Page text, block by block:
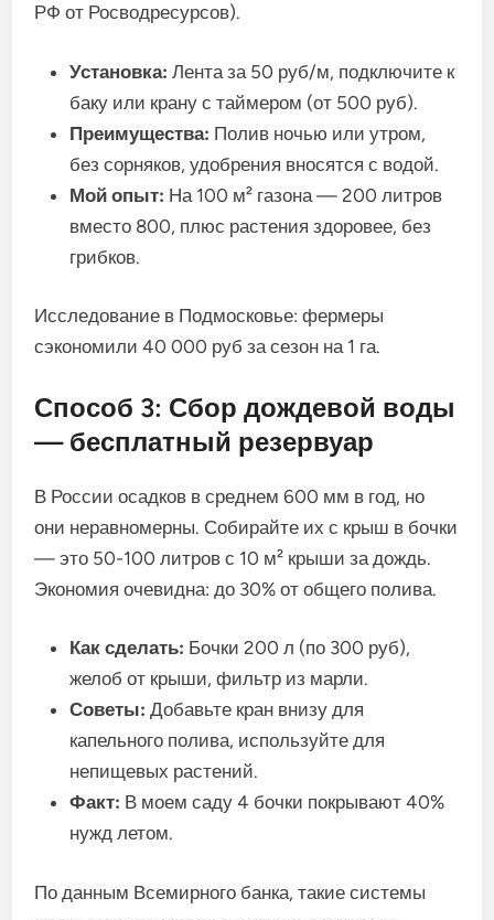
РФ от Росводресурсов).
Установка: Лента за 50 руб/м, подключите к
баку или крану с таймером (от 500 руб).
Преимущества: Полив ночью или утром,
без сорняков, удобрения вносятся с водой.
Мой опыт: На 100 м² газона — 200 литров
вместо 800, плюс растения здоровее, без
грибков.
Исследование в Подмосковье: фермеры
сэкономили 40 000 руб за сезон на 1 га.
Способ 3: Сбор дождевой воды
— бесплатный резервуар
В России осадков в среднем 600 мм в год, но
они неравномерны. Собирайте их с крыш в бочки
— это 50-100 литров с 10 м² крыши за дождь.
Экономия очевидна: до 30% от общего полива.
Как сделать: Бочки 200 л (по 300 руб),
желоб от крыши, фильтр из марли.
Советы: Добавьте кран внизу для
капельного полива, используйте для
непищевых растений.
Факт: В моем саду 4 бочки покрывают 40%
нужд летом.
По данным Всемирного банка, такие системы